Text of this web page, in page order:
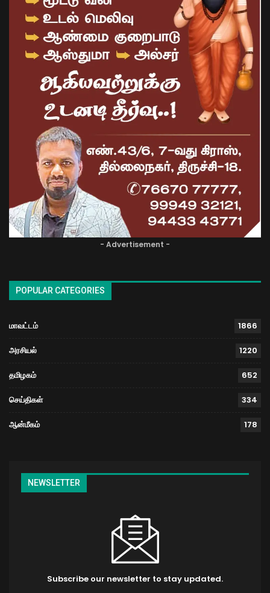
- Advertisement -
POPULAR CATEGORIES
மாவட்டம் 1866
அரசியல் 1220
தமிழகம் 652
செய்திகள் 334
ஆன்மீகம் 178
NEWSLETTER
Subscribe our newsletter to stay updated.